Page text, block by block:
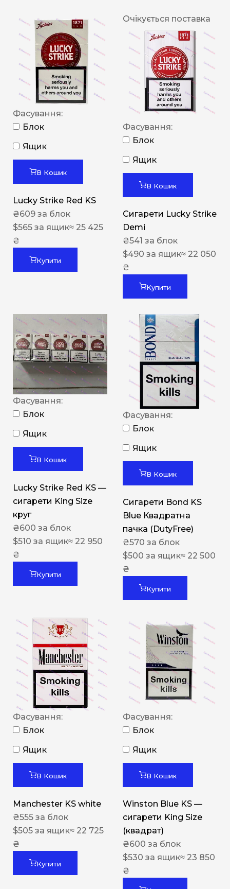
Фасування:
Блок
Ящик
В Кошик
Lucky Strike Red KS
₴609 за блок
$565 за ящик≈ 25 425
₴
Купити
Очікується поставка
Фасування:
Блок
Ящик
В Кошик
Сигарети Lucky Strike
Demi
₴541 за блок
$490 за ящик≈ 22 050
₴
Купити
Фасування:
Блок
Ящик
В Кошик
Lucky Strike Red KS —
сигарети King Size
круг
₴600 за блок
$510 за ящик≈ 22 950
₴
Купити
Фасування:
Блок
Ящик
В Кошик
Сигарети Bond KS
Blue Квадратна
пачка (DutyFree)
₴570 за блок
$500 за ящик≈ 22 500
₴
Купити
Фасування:
Блок
Ящик
В Кошик
Manchester KS white
₴555 за блок
$505 за ящик≈ 22 725
₴
Купити
Фасування:
Блок
Ящик
В Кошик
Winston Blue KS —
сигарети King Size
(квадрат)
₴600 за блок
$530 за ящик≈ 23 850
₴